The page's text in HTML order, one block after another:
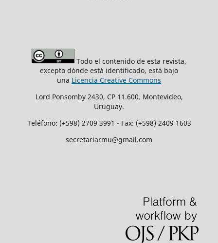
Todo el contenido de esta revista,
excepto dónde está identificado, está bajo
una Licencia Creative Commons
Lord Ponsomby 2430, CP 11.600. Montevideo,
Uruguay.
Teléfono: (+598) 2709 3991 - Fax: (+598) 2409 1603
secretariarmu@gmail.com